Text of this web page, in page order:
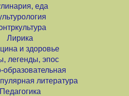
еда
Лирика
и здоровье
легенды, эпос
образовательная
литература
Педагогика